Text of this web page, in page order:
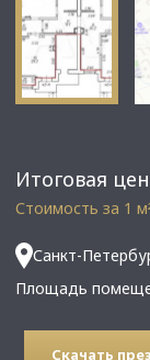
Итоговая
Стоимость за 1 м
Санкт-
Площадь
Скачать